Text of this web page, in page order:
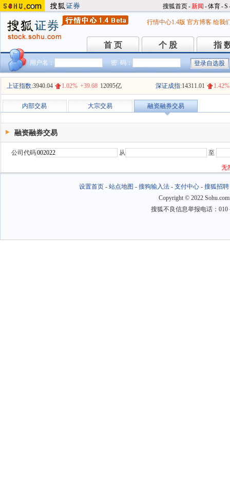
搜狐首页-新闻 -体育-S
行情中心1.4版 官方博客 给我
首 页
首 页 个 股
个 股 指
指
用户名： 密 码：
上证指数:3940.04 1.02% +39.68 12095亿 深证成指:14311.01 1.42%
内部交易 大宗交易 融资融券交易
融资融券交易
公司代码 从 至
无
设置首页 -站点地图 -搜狗输入法 -支付中心 -搜狐招聘
Copyright © 2022
搜狐不良信息举报电话：010